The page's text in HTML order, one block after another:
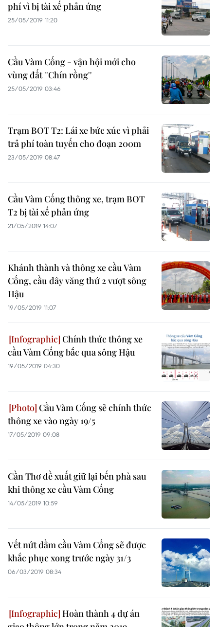
phí vì bị tài xế phản ứng
25/05/2019 11:20
Cầu Vàm Cống - vận hội mới cho
vùng đất ''Chín rồng''
25/05/2019 03:46
Trạm BOT T2: Lái xe bức xúc vì phải
trả phí toàn tuyến cho đoạn 200m
23/05/2019 08:47
Cầu Vàm Cống thông xe, trạm BOT
T2 bị tài xế phản ứng
21/05/2019 14:07
Khánh thành và thông xe cầu Vàm
Cống, cầu dây văng thứ 2 vượt sông
Hậu
19/05/2019 11:07
Chính thức thông xe
cầu Vàm Cống bắc qua sông Hậu
19/05/2019 04:30
Cầu Vàm Cống sẽ chính thức
thông xe vào ngày 19/5
17/05/2019 09:08
Cần Thơ đề xuất giữ lại bến phà sau
khi thông xe cầu Vàm Cống
14/05/2019 10:59
Vết nứt dầm cầu Vàm Cống sẽ được
khắc phục xong trước ngày 31/3
06/03/2019 08:34
Hoàn thành 4 dự án